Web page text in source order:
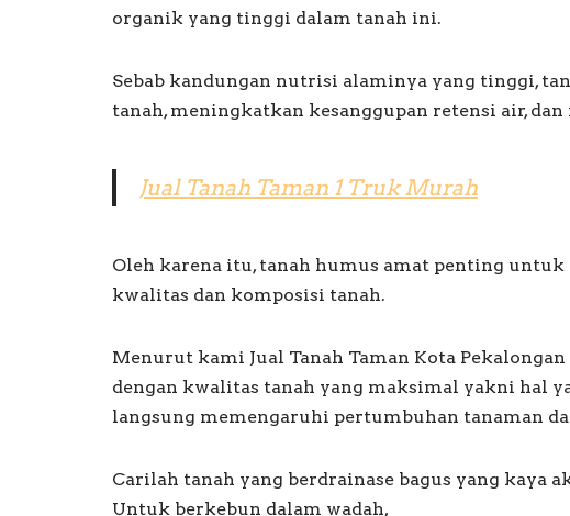
organik yang tinggi dalam tanah ini.
Sebab kandungan nutrisi alaminya yang tinggi,
tanah, meningkatkan kesanggupan retensi air,
Jual Tanah Taman 1 Truk Murah
Oleh karena itu, tanah humus amat penting
kwalitas dan komposisi tanah.
Menurut kami Jual Tanah Taman Kota
dengan kwalitas tanah yang maksimal yakni hal
langsung memengaruhi pertumbuhan tanaman
Carilah tanah yang berdrainase bagus yang kaya
Untuk berkebun dalam wadah,